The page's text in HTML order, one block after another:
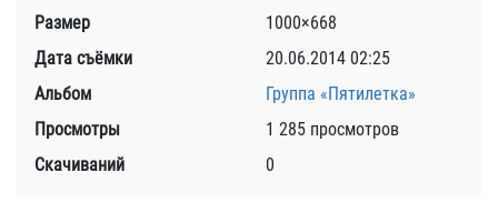
Размер
1000×668
Дата съёмки
20.06.2014 02:25
Альбом
Группа «Пятилетка»
Просмотры
1 285 просмотров
Скачиваний
0